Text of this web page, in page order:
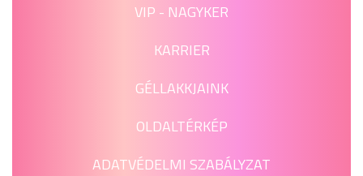
VIP - NAGYKER
KARRIER
GÉLLAKKJAINK
OLDALTÉRKÉP
ADATVÉDELMI SZABÁLYZAT